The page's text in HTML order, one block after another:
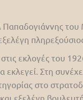
του
εκλογές του
εκλεγεί. Στη
στο
εξελέγη